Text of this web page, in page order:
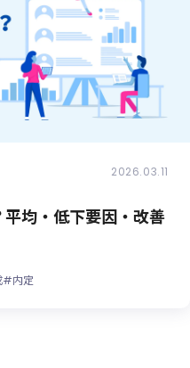
2026.03.11
均・低下要因・改善
#内定